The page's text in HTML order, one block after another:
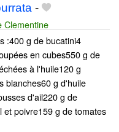
-
Clementine
:400 g de bucatini4
en cubes550 g de
à l'huile120 g
blanches60 g d'huile
d'ail220 g de
et poivre159 g de tomates